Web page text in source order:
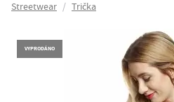
Streetwear / Trička
VYPRODÁNO